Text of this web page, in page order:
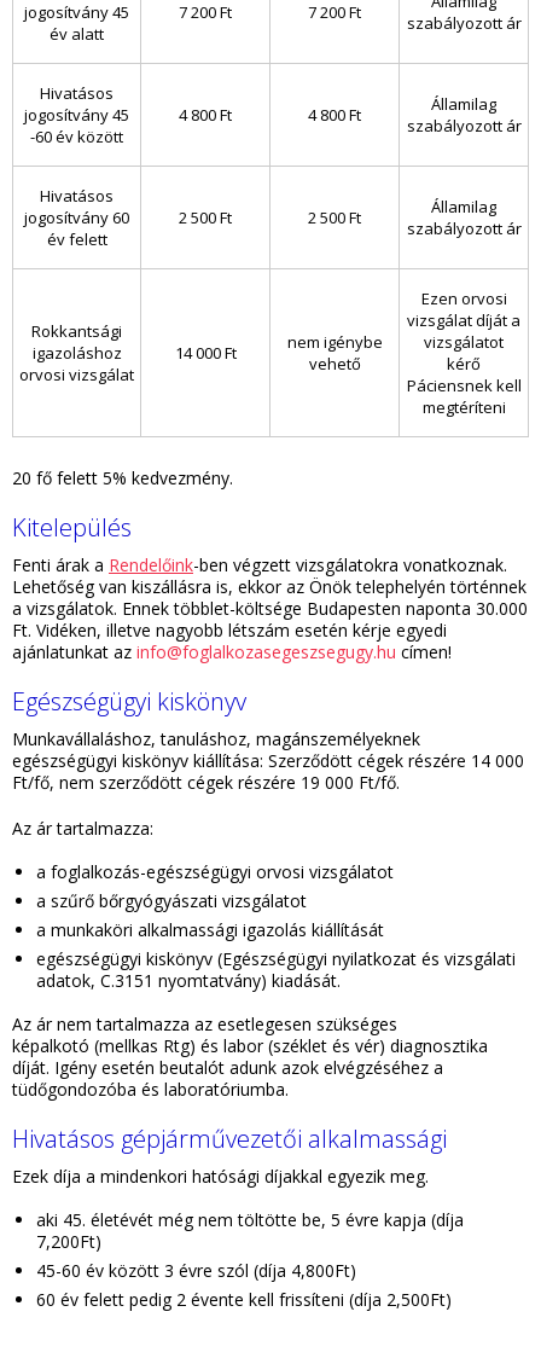
jogosítvány 45
év alatt
7 200 Ft 7 200 Ft
szabályozott ár
Hivatásos
jogosítvány 45
-60 év között
4 800 Ft 4 800 Ft
Államilag
szabályozott ár
Hivatásos
jogosítvány 60
év felett
2 500 Ft 2 500 Ft
Államilag
szabályozott ár
Rokkantsági
igazoláshoz
orvosi vizsgálat
14 000 Ft
nem igénybe
vehető
Ezen orvosi
vizsgálat díját a
vizsgálatot
kérő
Páciensnek kell
megtéríteni
20 fő felett 5% kedvezmény.
Kitelepülés
Fenti árak a Rendelőink-ben végzett vizsgálatokra vonatkoznak.
Lehetőség van kiszállásra is, ekkor az Önök telephelyén történnek
a vizsgálatok. Ennek többlet-költsége Budapesten naponta 30.000
Ft. Vidéken, illetve nagyobb létszám esetén kérje egyedi
ajánlatunkat az info@foglalkozasegeszsegugy.hu címen!
Egészségügyi kiskönyv
Munkavállaláshoz, tanuláshoz, magánszemélyeknek
egészségügyi kiskönyv kiállítása: Szerződött cégek részére 14 000
Ft/fő, nem szerződött cégek részére 19 000 Ft/fő.
Az ár tartalmazza:
a foglalkozás-egészségügyi orvosi vizsgálatot
a szűrő bőrgyógyászati vizsgálatot
a munkaköri alkalmassági igazolás kiállítását
egészségügyi kiskönyv (Egészségügyi nyilatkozat és vizsgálati
adatok, C.3151 nyomtatvány) kiadását.
Az ár nem tartalmazza az esetlegesen szükséges
képalkotó (mellkas Rtg) és labor (széklet és vér) diagnosztika
díját. Igény esetén beutalót adunk azok elvégzéséhez a
tüdőgondozóba és laboratóriumba.
Hivatásos gépjárművezetői alkalmassági
Ezek díja a mindenkori hatósági díjakkal egyezik meg.
aki 45. életévét még nem töltötte be, 5 évre kapja (díja
7,200Ft)
45-60 év között 3 évre szól (díja 4,800Ft)
60 év felett pedig 2 évente kell frissíteni (díja 2,500Ft)